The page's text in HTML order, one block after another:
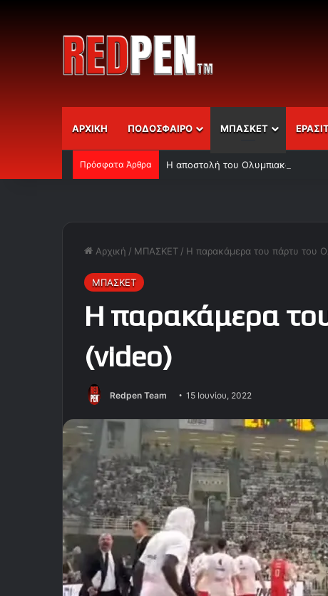
ΑΡΧΙΚΗ ΠΟΔΟΣΦΑΙΡΟ ΜΠΑΣΚΕΤ
Πρόσφατα Άρθρα Η αποστολή του Ολυμπιακού
Αρχική / ΜΠΑΣΚΕΤ / Η παρακάμερα του πάρτυ του
ΜΠΑΣΚΕΤ
Η παρακάμερα
(video)
Redpen Team 15 Ιουνίου, 2022